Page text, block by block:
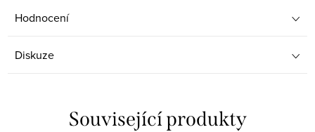
Hodnocení
Diskuze
Související produkty